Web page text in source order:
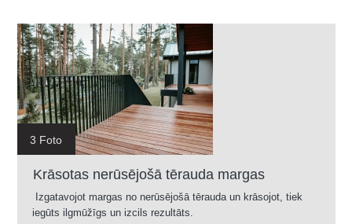
3 Foto
Krāsotas nerūsējošā tērauda margas
Izgatavojot margas no nerūsējošā tērauda un krāsojot, tiek
iegūts ilgmūžīgs un izcils rezultāts.